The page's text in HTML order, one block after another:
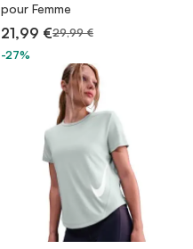
pour Femme
21,99 €29,99 €
-27%